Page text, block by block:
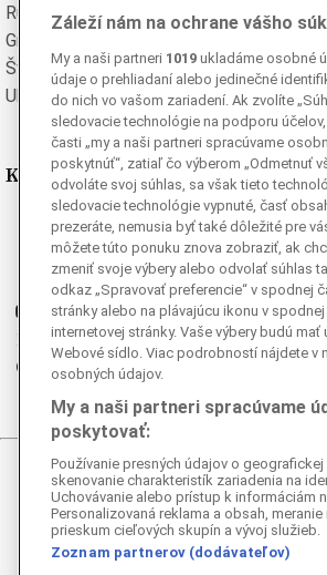
Rumunská
Ruská
Grécka
Švédska
Turecká
Ukrajinská
Vietnamská
Kde nás nájdete
Facebook
Instagram
Ganjing
Youtube
Twitter
Telegram
RSS
© 2026 Epoch Times
Všetky práva vyhradené. Publikovanie
správ a fotografií zo zdrojov TASR
Záleží nám na ochrane vášho
My a naši partneri 1019 ukladáme osobné
údaje o prehliadaní alebo jedinečné
do nich vo vašom zariadení. Ak zvolíte
sledovacie technológie na podporu
časti „my a naši partneri spracúvame
poskytnúť“, zatiaľ čo výberom „Odmetnuť
odvoláte svoj súhlas, sa však tieto
sledovacie technológie vypnuté, časť
prezeráte, nemusia byť také dôležité pre
môžete túto ponuku znova zobraziť, ak
zmeniť svoje výbery alebo odvolať súhlas
odkaz „Spravovať preferencie“ v spodnej
stránky alebo na plávajúcu ikonu v
internetovej stránky. Vaše výbery budú mať
Webové sídlo. Viac podrobností nájdete v
osobných údajov.
My a naši partneri spracúvame
poskytovať:
Používanie presných údajov o
skenovanie charakteristík zariadenia na
Uchovávanie alebo prístup k informáciám
Personalizovaná reklama a obsah, meranie
prieskum cieľových skupín a vývoj služieb.
Zoznam partnerov (dodávateľov)